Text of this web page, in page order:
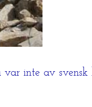
var inte av svensk